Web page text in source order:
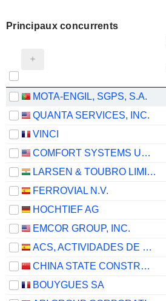
Principaux concurrents
MOTA-ENGIL, SGPS, S.A.
QUANTA SERVICES, INC.
VINCI
COMFORT SYSTEMS USA, INC.
LARSEN & TOUBRO LIMITED
FERROVIAL N.V.
HOCHTIEF AG
EMCOR GROUP, INC.
ACS, ACTIVIDADES DE CONSTRUCCIÓN Y SERVICIOS, S.A.
CHINA STATE CONSTRUCTION ENGINEERING CORPORATION LIMITED
BOUYGUES SA